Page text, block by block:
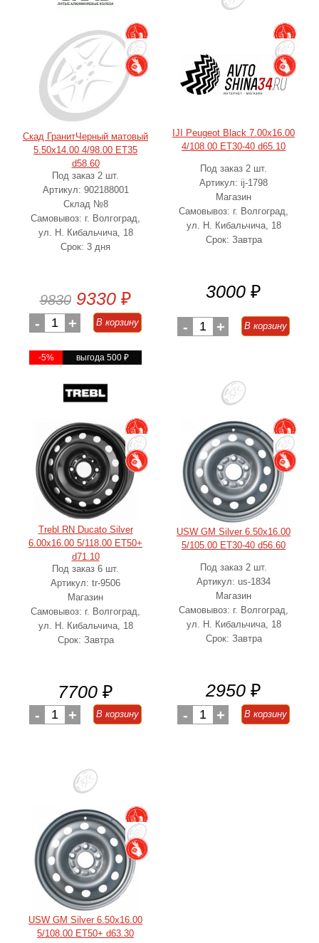
Скад ГранитЧерный матовый
5.50x14.00 4/98.00 ET35
d58.60
Под заказ 2 шт.
Артикул: 902188001
Склад №8
Самовывоз: г. Волгоград,
ул. Н. Кибальчича, 18
Срок: 3 дня
9830 9330 ₽
- 1 + В корзину
-5% выгода 500 ₽
IJI Peugeot Black 7.00x16.00
4/108.00 ET30-40 d65.10
Под заказ 2 шт.
Артикул: ij-1798
Магазин
Самовывоз: г. Волгоград,
ул. Н. Кибальчича, 18
Срок: Завтра
3000 ₽
- 1 + В корзину
Trebl RN Ducato Silver
6.00x16.00 5/118.00 ET50+
d71.10
Под заказ 6 шт.
Артикул: tr-9506
Магазин
Самовывоз: г. Волгоград,
ул. Н. Кибальчича, 18
Срок: Завтра
7700 ₽
- 1 + В корзину
USW GM Silver 6.50x16.00
5/105.00 ET30-40 d56.60
Под заказ 2 шт.
Артикул: us-1834
Магазин
Самовывоз: г. Волгоград,
ул. Н. Кибальчича, 18
Срок: Завтра
2950 ₽
- 1 + В корзину
USW GM Silver 6.50x16.00
5/108.00 ET50+ d63.30